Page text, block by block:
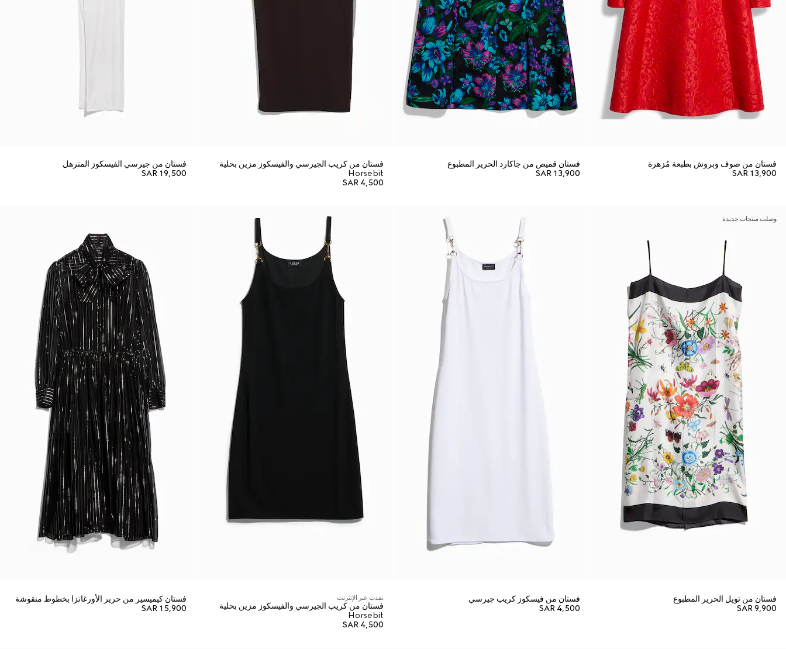
فستان من صوف وبروش بطبعة مُزهرة
SAR 13,900
فستان قميص من جاكارد الحرير المطبوع
SAR 13,900
فستان من كريب الجيرسي والفيسكوز مزين بحلية
Horsebit
SAR 4,500
فستان من جيرسي الفيسكوز المترهل
SAR 19,500
وصلت منتجات جديدة
فستان من تويل الحرير المطبوع
SAR 9,900
فستان من فيسكوز كريب جيرسي
SAR 4,500
نفدت عبر الإنترنت
فستان من كريب الجيرسي والفيسكوز مزين بحلية
Horsebit
SAR 4,500
فستان كيميسير من حرير الأورغانزا بخطوط منقوشة
SAR 15,900